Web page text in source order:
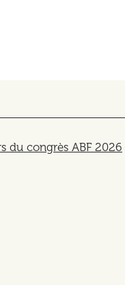
du congrès ABF 2026